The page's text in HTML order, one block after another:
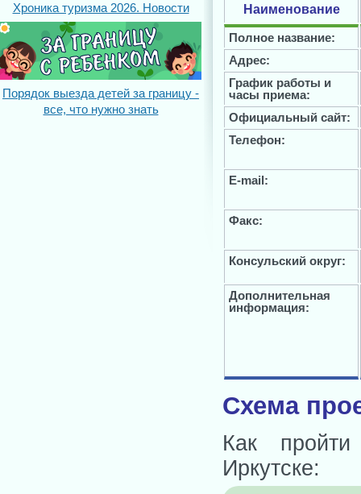
Хроника туризма 2026. Новости
Порядок выезда детей за границу -
все, что нужно знать
Наименование
Полное название:
Адрес:
График работы и
часы приема:
Официальный сайт:
Телефон:
E-mail:
Факс:
Консульский округ:
Дополнительная
информация:
Схема
Как
Иркутске: